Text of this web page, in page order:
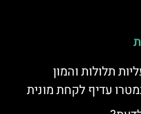
תלולות והמון
עדיף לקחת מונית